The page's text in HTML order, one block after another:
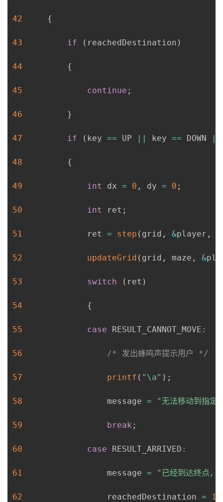
42 {
43 if ( reachedDestination )
44 {
45 continue ;
46 }
47 if ( key == UP || key == DOWN ||
48 {
49 int dx = 0 , dy = 0 ;
50 int ret ;
51
             ret
= step ( grid , &player ,
52 updateGrid ( grid , maze , &
53 switch ( ret )
54 {
55 case RESULT_CANNOT_MOVE :
56 /* 发出蜂鸣声提示用户 */
57 printf ( "\a" ) ;
58
                 message
= "无法移动到指定
59 break ;
60 case RESULT_ARRIVED :
61
                 message
= "已经到达终点
62
                 reachedDestination
= 1